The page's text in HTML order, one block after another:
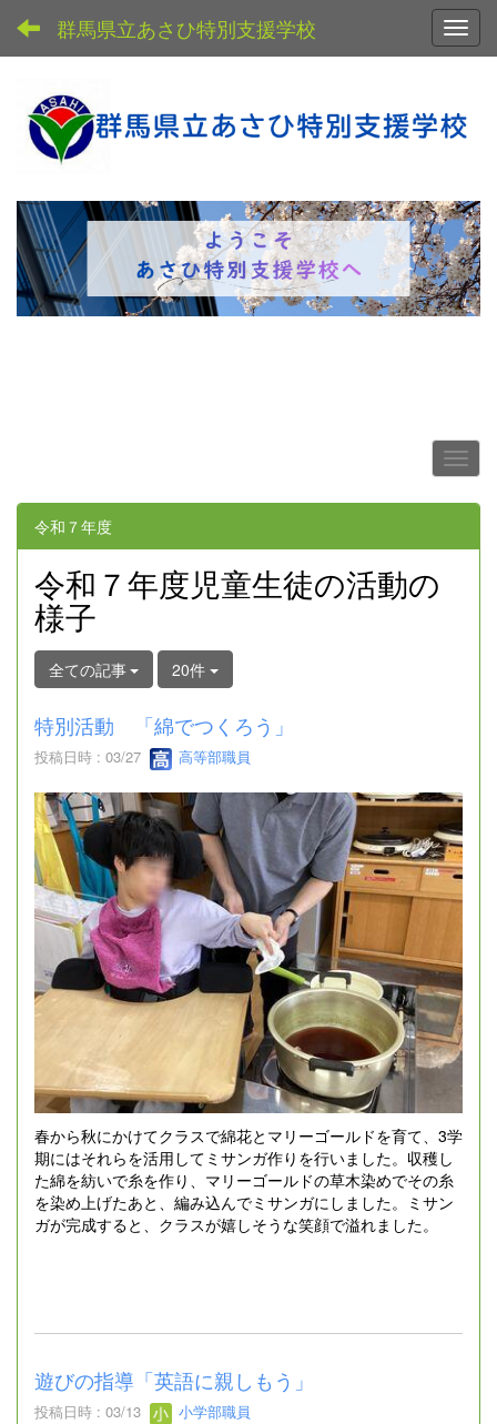
群馬県立あさひ特別支援学校
令和７年度
令和７年度児童生徒の活動の
様子
全ての記事 20件
特別活動 「綿でつくろう」
投稿日時 : 03/27 高等部職員
春から秋にかけてクラスで綿花とマリーゴールドを育て、3学
期にはそれらを活用してミサンガ作りを行いました。収穫し
た綿を紡いで糸を作り、マリーゴールドの草木染めでその糸
を染め上げたあと、編み込んでミサンガにしました。ミサン
ガが完成すると、クラスが嬉しそうな笑顔で溢れました。
遊びの指導「英語に親しもう」
投稿日時 : 03/13 小学部職員